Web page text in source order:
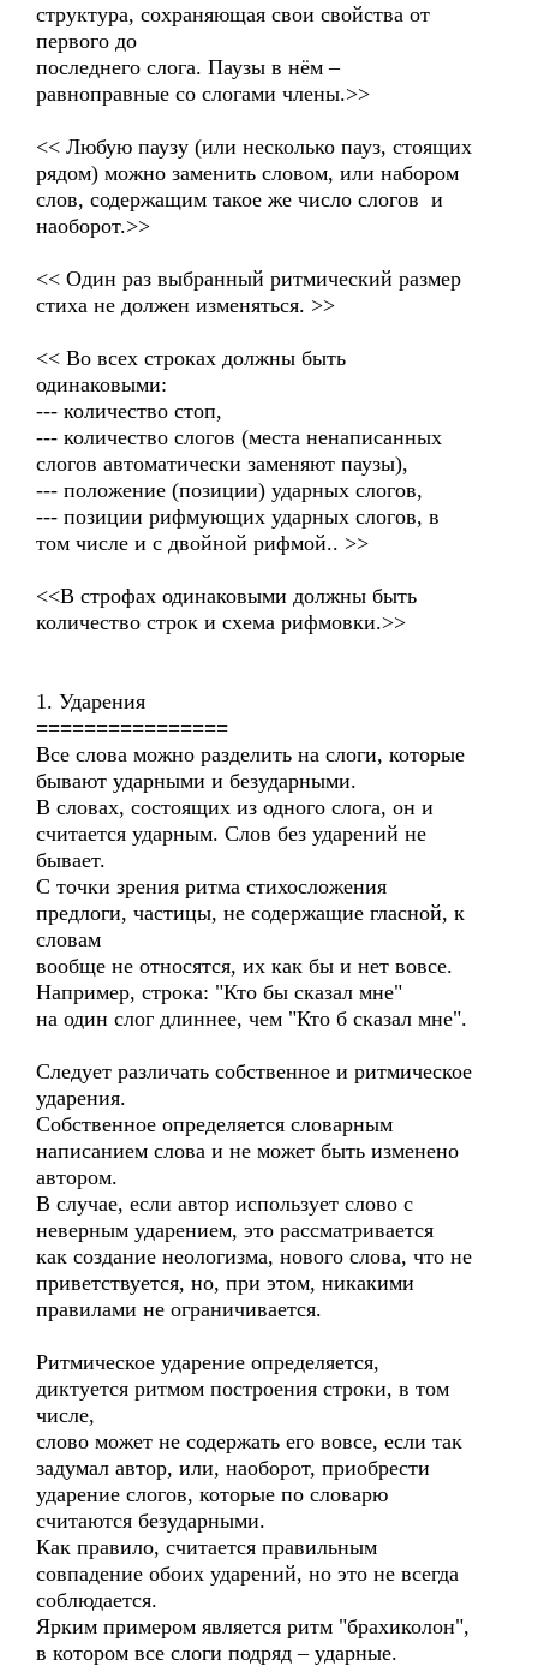
структура, сохраняющая свои свойства от
первого до
последнего слога. Паузы в нём –
равноправные со слогами члены.>>
<< Любую паузу (или несколько пауз, стоящих
рядом) можно заменить словом, или набором
слов, содержащим такое же число слогов и
наоборот.>>
<< Один раз выбранный ритмический размер
стиха не должен изменяться. >>
<< Во всех строках должны быть
одинаковыми:
--- количество стоп,
--- количество слогов (места ненаписанных
слогов автоматически заменяют паузы),
--- положение (позиции) ударных слогов,
--- позиции рифмующих ударных слогов, в
том числе и с двойной рифмой.. >>
<<В строфах одинаковыми должны быть
количество строк и схема рифмовки.>>
1. Ударения
================
Все слова можно разделить на слоги, которые
бывают ударными и безударными.
В словах, состоящих из одного слога, он и
считается ударным. Слов без ударений не
бывает.
С точки зрения ритма стихосложения
предлоги, частицы, не содержащие гласной, к
словам
вообще не относятся, их как бы и нет вовсе.
Например, строка: "Кто бы сказал мне"
на один слог длиннее, чем "Кто б сказал мне".
Следует различать собственное и ритмическое
ударения.
Собственное определяется словарным
написанием слова и не может быть изменено
автором.
В случае, если автор использует слово с
неверным ударением, это рассматривается
как создание неологизма, нового слова, что не
приветствуется, но, при этом, никакими
правилами не ограничивается.
Ритмическое ударение определяется,
диктуется ритмом построения строки, в том
числе,
слово может не содержать его вовсе, если так
задумал автор, или, наоборот, приобрести
ударение слогов, которые по словарю
считаются безударными.
Как правило, считается правильным
совпадение обоих ударений, но это не всегда
соблюдается.
Ярким примером является ритм "брахиколон",
в котором все слоги подряд – ударные.